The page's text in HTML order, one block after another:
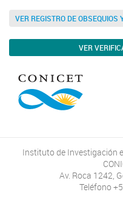
VER REGISTRO DE
VER
Instituto de Investigación
Av. Roca 1242,
Teléfono